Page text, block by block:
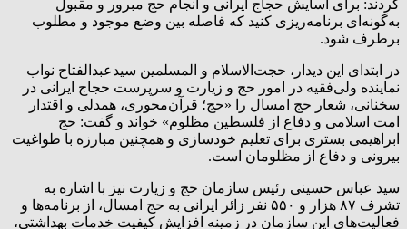
کردند: برای آسایش حجاج ایرانی و انجام حج مبرور و مقبول
به‌گونه‌ای برنامه‌ریزی کنید که فاصله بین وضع موجود و مطلوب
برطرف شود.
در ابتدای این دیدار، حجت‌الاسلام و المسلمین سیدعبدالفتاح نواب
نماینده ولی‌فقیه در امور حج و زیارت و سرپرست حجاج ایرانی در
سخنانی، شعار حج امسال را «حج؛ قرآن‌محوری، همدلی و اقتدار
امت اسلامی و دفاع از فلسطین مظلوم» خواند و گفت: حج
ابراهیمی بستری برای تعلیم خودسازی و همچنین مبارزه با طواغیت
بیرونی و دفاع از مظلومان است.
سید عباس حسینی رئیس سازمان حج و زیارت نیز با اشاره به
تشرف ۸۷ هزار و ۵۵۰ نفر زائر ایرانی به حج امسال، از برنامه‌ها و
فعالیت‌های این سازمان در زمینه افزایش کیفیت خدمات بهداشتی،